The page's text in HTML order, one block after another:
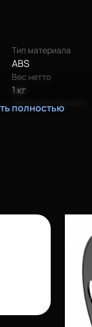
Осталось 2 штуки
Тип материала
ABS
Вес нетто
1 кг
Габариты упаковки
полностью